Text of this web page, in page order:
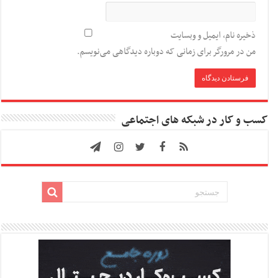
ذخیره نام، ایمیل و وبسایت
من در مرورگر برای زمانی که دوباره دیدگاهی می‌نویسم.
کسب و کار در شبکه های اجتماعی